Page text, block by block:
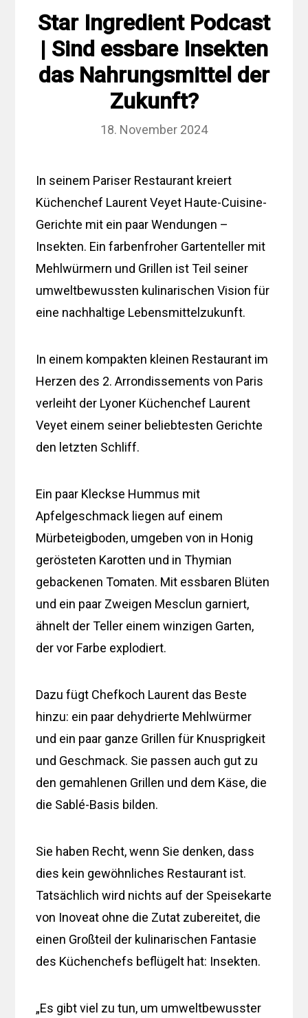
Star Ingredient Podcast
| Sind essbare Insekten
das Nahrungsmittel der
Zukunft?
18. November 2024
In seinem Pariser Restaurant kreiert
Küchenchef Laurent Veyet Haute-Cuisine-
Gerichte mit ein paar Wendungen –
Insekten. Ein farbenfroher Gartenteller mit
Mehlwürmern und Grillen ist Teil seiner
umweltbewussten kulinarischen Vision für
eine nachhaltige Lebensmittelzukunft.
In einem kompakten kleinen Restaurant im
Herzen des 2. Arrondissements von Paris
verleiht der Lyoner Küchenchef Laurent
Veyet einem seiner beliebtesten Gerichte
den letzten Schliff.
Ein paar Kleckse Hummus mit
Apfelgeschmack liegen auf einem
Mürbeteigboden, umgeben von in Honig
gerösteten Karotten und in Thymian
gebackenen Tomaten. Mit essbaren Blüten
und ein paar Zweigen Mesclun garniert,
ähnelt der Teller einem winzigen Garten,
der vor Farbe explodiert.
Dazu fügt Chefkoch Laurent das Beste
hinzu: ein paar dehydrierte Mehlwürmer
und ein paar ganze Grillen für Knusprigkeit
und Geschmack. Sie passen auch gut zu
den gemahlenen Grillen und dem Käse, die
die Sablé-Basis bilden.
Sie haben Recht, wenn Sie denken, dass
dies kein gewöhnliches Restaurant ist.
Tatsächlich wird nichts auf der Speisekarte
von Inoveat ohne die Zutat zubereitet, die
einen Großteil der kulinarischen Fantasie
des Küchenchefs beflügelt hat: Insekten.
„Es gibt viel zu tun, um umweltbewusster